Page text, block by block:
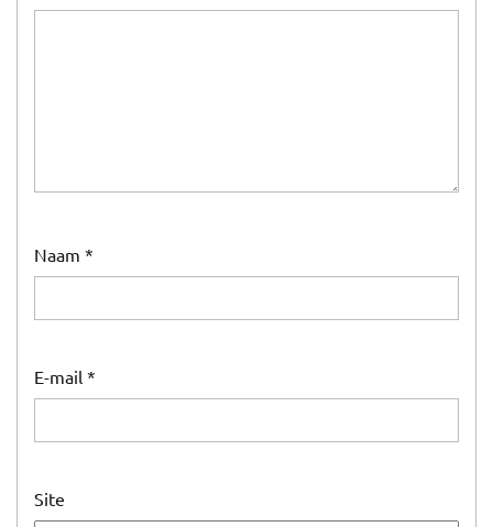
Naam *
E-mail *
Site